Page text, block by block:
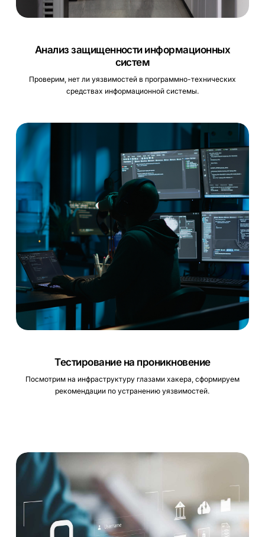
Анализ защищенности информационных
систем
Проверим, нет ли уязвимостей в программно-технических
средствах информационной системы.
Тестирование на проникновение
Посмотрим на инфраструктуру глазами хакера, сформируем
рекомендации по устранению уязвимостей.